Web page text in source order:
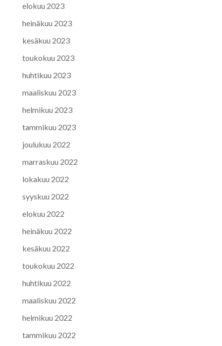
elokuu 2023
heinäkuu 2023
kesäkuu 2023
toukokuu 2023
huhtikuu 2023
maaliskuu 2023
helmikuu 2023
tammikuu 2023
joulukuu 2022
marraskuu 2022
lokakuu 2022
syyskuu 2022
elokuu 2022
heinäkuu 2022
kesäkuu 2022
toukokuu 2022
huhtikuu 2022
maaliskuu 2022
helmikuu 2022
tammikuu 2022